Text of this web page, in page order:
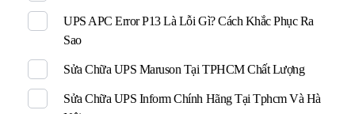
UPS APC Error P13 Là Lỗi Gì? Cách Khắc Phục Ra
Sao
Sửa Chữa UPS Maruson Tại TPHCM Chất Lượng
Sửa Chữa UPS Inform Chính Hãng Tại Tphcm Và Hà